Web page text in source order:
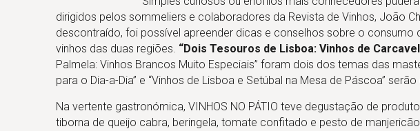
dirigidos pelos sommeliers e colaboradores da Revista de Vinhos, João
descontraído, foi possível apreender dicas e conselhos sobre o
vinhos das duas regiões. “Dois Tesouros de Lisboa: Vinhos de
Palmela: Vinhos Brancos Muito Especiais” foram dois dos temas das
para o Dia-a-Dia” e “Vinhos de Lisboa e Setúbal na Mesa de Páscoa”
Na vertente gastronómica, VINHOS NO PÁTIO teve degustação de
tiborna de queijo cabra, beringela, tomate confitado e pesto de